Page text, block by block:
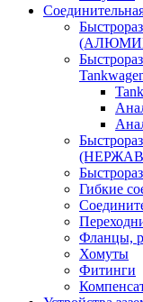
Гибкие
Фланцы,
Хомуты
Фитинги